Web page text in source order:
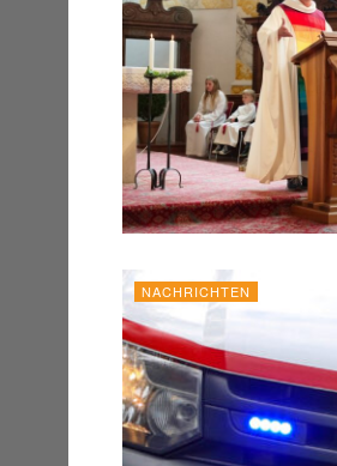
NACHRICHTEN